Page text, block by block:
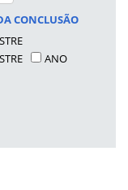
CONCLUSÃO
ANO